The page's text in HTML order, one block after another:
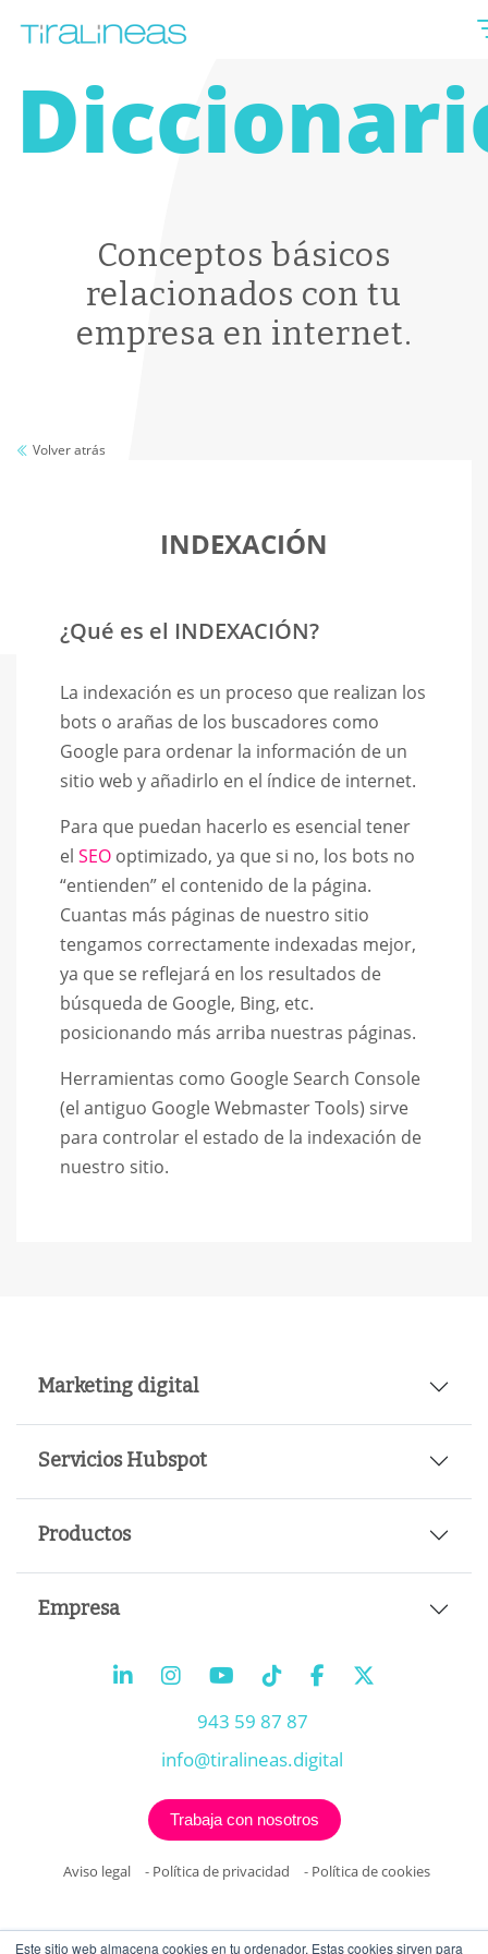
Este sitio web almacena cookies en tu ordenador. Estas cookies sirven para
Conceptos básicos
relacionados con tu
empresa en internet.
Volver atrás
INDEXACIÓN
¿Qué es el INDEXACIÓN?
La indexación es un proceso que realizan los
bots o arañas de los buscadores como
Google para ordenar la información de un
sitio web y añadirlo en el índice de internet.
Para que puedan hacerlo es esencial tener
el SEO optimizado, ya que si no, los bots no
“entienden” el contenido de la página.
Cuantas más páginas de nuestro sitio
tengamos correctamente indexadas mejor,
ya que se reflejará en los resultados de
búsqueda de Google, Bing, etc.
posicionando más arriba nuestras páginas.
Herramientas como Google Search Console
(el antiguo Google Webmaster Tools) sirve
para controlar el estado de la indexación de
nuestro sitio.
Marketing digital
Servicios Hubspot
Productos
Empresa
943 59 87 87
info@tiralineas.digital
Trabaja con nosotros
Aviso legal - Política de privacidad - Política de cookies